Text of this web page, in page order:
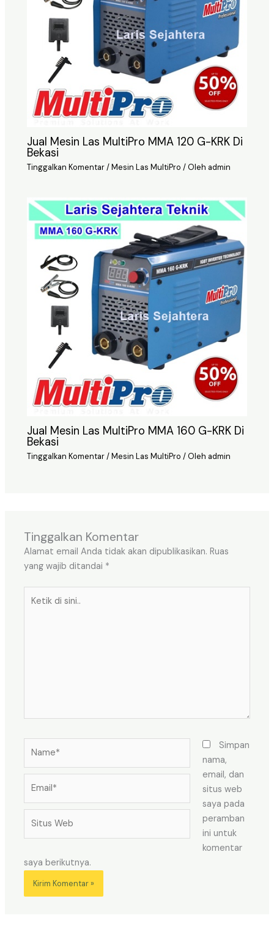
Jual Mesin Las MultiPro MMA 120 G-KRK Di
Bekasi
Tinggalkan Komentar/Mesin Las MultiPro / Oleh admin
Jual Mesin Las MultiPro MMA 160 G-KRK Di
Bekasi
Tinggalkan Komentar/Mesin Las MultiPro / Oleh admin
Tinggalkan Komentar
Alamat email Anda tidak akan dipublikasikan. Ruas
yang wajib ditandai *
Web
Simpan
nama,
email, dan
situs web
saya pada
peramban
ini untuk
komentar
saya berikutnya.